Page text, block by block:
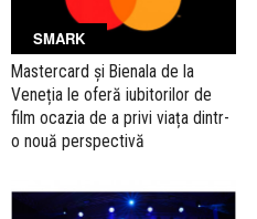
SMARK
Mastercard și Bienala de la
Veneția le oferă iubitorilor de
film ocazia de a privi viața dintr-
o nouă perspectivă